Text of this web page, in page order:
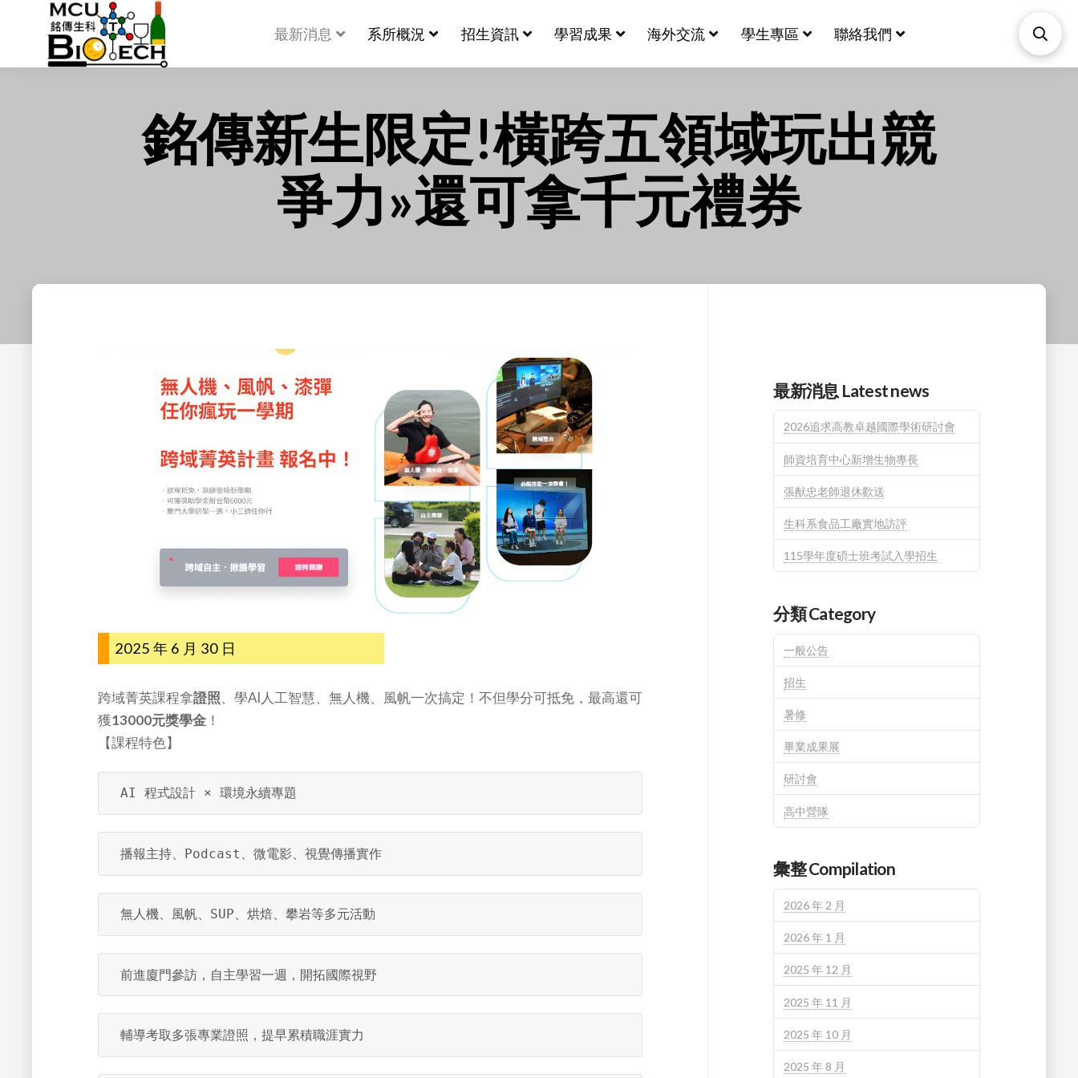
最新消息 系所概況 招生資訊 學習成果 海外交流 學生專區 聯絡我們
銘傳新生限定!橫跨五領域玩出競
爭力»還可拿千元禮券
2025 年 6 月 30 日
跨域菁英課程拿證照 、學AI人工智慧、無人機、風帆一次搞定！不但學分可抵免，最高還可
獲13000元獎學金！
【課程特色】
AI 程式設計 × 環境永續專題
播報主持、Podcast、微電影、視覺傳播實作
無人機、風帆、SUP、烘焙、攀岩等多元活動
前進廈門參訪，自主學習一週，開拓國際視野
輔導考取多張專業證照，提早累積職涯實力
最新消息 Latest news
2026追求高教卓越國際學術研討會
師資培育中心新增生物專長
張猷忠老師退休歡送
生科系食品工廠實地訪評
115學年度碩士班考試入學招生
分類 Category
一般公告
招生
暑修
畢業成果展
研討會
高中營隊
彙整 Compilation
2026 年 2 月
2026 年 1 月
2025 年 12 月
2025 年 11 月
2025 年 10 月
2025 年 8 月